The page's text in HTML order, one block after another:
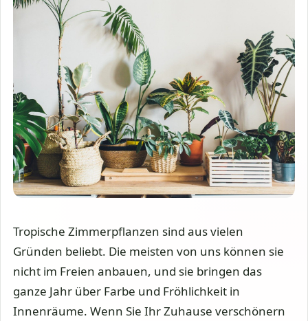
Tropische Zimmerpflanzen sind aus vielen
Gründen beliebt. Die meisten von uns können sie
nicht im Freien anbauen, und sie bringen das
ganze Jahr über Farbe und Fröhlichkeit in
Innenräume. Wenn Sie Ihr Zuhause verschönern